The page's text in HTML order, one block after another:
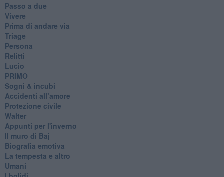
Passo a due
Vivere
Prima di andare via
Triage
Persona
Relitti
Lucio
PRIMO
Sogni & incubi
Accidenti all’amore
Protezione civile
Walter
Appunti per l'inverno
Il muro di Baj
Biografia emotiva
La tempesta e altro
Umani